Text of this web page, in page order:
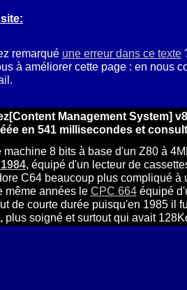
remarqué une erreur dans ce texte
à améliorer cette page : en nous
Management System]
en 541 millisecondes et
8 bits à base d'un Z80 à
, équipé d'un lecteur de
C64 beaucoup plus compliqué à
même années le CPC 664équipé
de courte durée puisqu'en 1985 il
plus soigné et surtout qui avait